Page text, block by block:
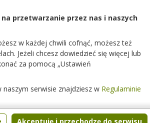
Biotynox
5 mg | 60 tabl. |
Biotinum
lek dostępny bez
przetwarzanie przez nas i naszych
w każdej chwili cofnąć, możesz też
Jeżeli chcesz dowiedzieć się więcej lub
za pomocą „Ustawień
serwisie znajdziesz w Regulaminie